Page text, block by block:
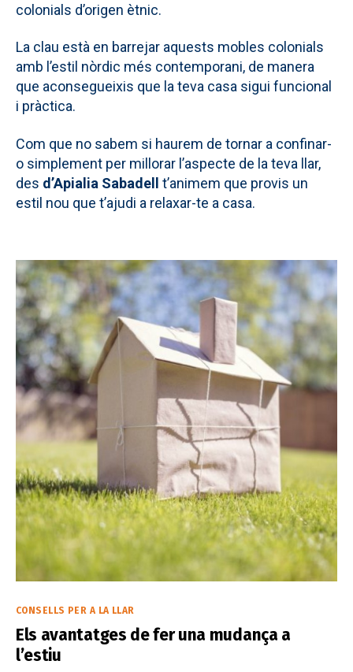
colonials d’origen ètnic.
La clau està en barrejar aquests mobles colonials
amb l’estil nòrdic més contemporani, de manera
que aconsegueixis que la teva casa sigui funcional
i pràctica.
Com que no sabem si haurem de tornar a confinar-
o simplement per millorar l’aspecte de la teva llar,
des d’Apialia Sabadell t’animem que provis un
estil nou que t’ajudi a relaxar-te a casa.
Categories
CONSELLS PER A LA LLAR
Els avantatges de fer una mudança a
l’estiu